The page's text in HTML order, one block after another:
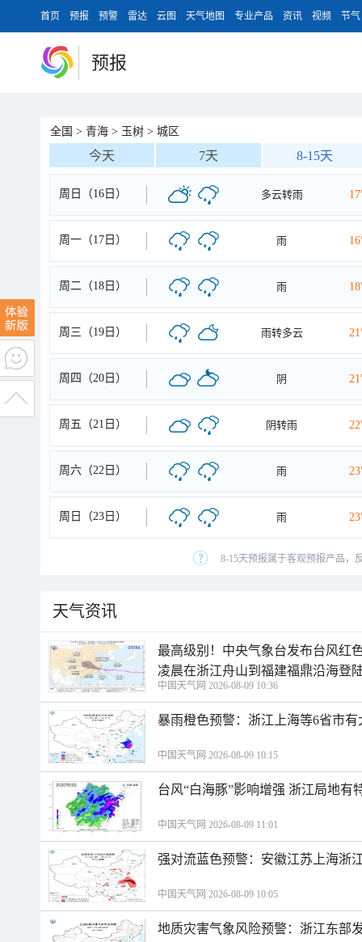
首页 预报 预警 雷达 云图 天气地图 专业产品 资讯 视频 节气
预报
全国 > 青海 > 玉树 > 城区
今天 7天 8-15天
周日（16日） 多云转雨
周一（17日） 雨
周二（18日） 雨
周三（19日） 雨转多云
周四（20日） 阴
周五（21日） 阴转雨
周六（22日） 雨
周日（23日） 雨
8-15天预报属于客观预报产品，
天气资讯
最高级别！中央气象台发布台风红
凌晨在浙江舟山到福建福鼎沿海登
中国天气网 2026-08-09 10:36
暴雨橙色预警：浙江上海等6省市
中国天气网 2026-08-09 10:15
台风“白海豚”影响增强 浙江局地有
中国天气网 2026-08-09 11:01
强对流蓝色预警：安徽江苏上海浙
中国天气网 2026-08-09 10:05
地质灾害气象风险预警：浙江东部